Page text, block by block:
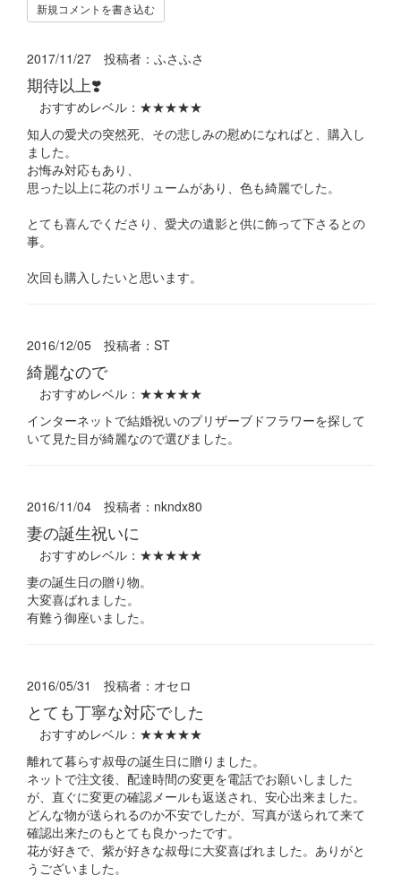
新規コメントを書き込む
2017/11/27 投稿者： ふさふさ
期待以上❣️
おすすめレベル： ★★★★★
知人の愛犬の突然死、その悲しみの慰めになればと、購入し
ました。
お悔み対応もあり、
思った以上に花のボリュームがあり、色も綺麗でした。
とても喜んでくださり、愛犬の遺影と供に飾って下さるとの
事。
次回も購入したいと思います。
2016/12/05 投稿者： ST
綺麗なので
おすすめレベル： ★★★★★
インターネットで結婚祝いのプリザーブドフラワーを探して
いて見た目が綺麗なので選びました。
2016/11/04 投稿者： nkndx80
妻の誕生祝いに
おすすめレベル： ★★★★★
妻の誕生日の贈り物。
大変喜ばれました。
有難う御座いました。
2016/05/31 投稿者： オセロ
とても丁寧な対応でした
おすすめレベル： ★★★★★
離れて暮らす叔母の誕生日に贈りました。
ネットで注文後、配達時間の変更を電話でお願いしました
が、直ぐに変更の確認メールも返送され、安心出来ました。
どんな物が送られるのか不安でしたが、写真が送られて来て
確認出来たのもとても良かったです。
花が好きで、紫が好きな叔母に大変喜ばれました。ありがと
うございました。